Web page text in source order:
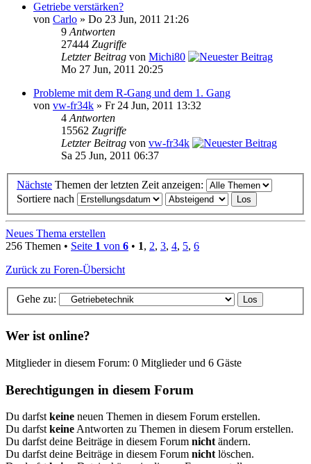
Getriebe verstärken?
von Carlo » Do 23 Jun, 2011 21:26
9 Antworten
27444 Zugriffe
Letzter Beitrag von Michi80
Mo 27 Jun, 2011 20:25
Probleme mit dem R-Gang und dem 1. Gang
von vw-fr34k » Fr 24 Jun, 2011 13:32
4 Antworten
15562 Zugriffe
Letzter Beitrag von vw-fr34k
Sa 25 Jun, 2011 06:37
Nächste Themen der letzten Zeit anzeigen:
Sortiere nach
Neues Thema erstellen
256 Themen • Seite 1 von 6 • 1, 2, 3, 4, 5, 6
Zurück zu Foren-Übersicht
Gehe zu:
Wer ist online?
Mitglieder in diesem Forum: 0 Mitglieder und 6 Gäste
Berechtigungen in diesem Forum
Du darfst keine neuen Themen in diesem Forum erstellen.
Du darfst keine Antworten zu Themen in diesem Forum erstellen.
Du darfst deine Beiträge in diesem Forum nicht ändern.
Du darfst deine Beiträge in diesem Forum nicht löschen.